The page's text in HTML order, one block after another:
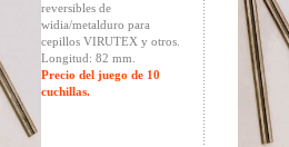
reversibles de
widia/metalduro para
cepillos VIRUTEX y otros.
Longitud: 82 mm.
Precio del juego de 10
cuchillas.